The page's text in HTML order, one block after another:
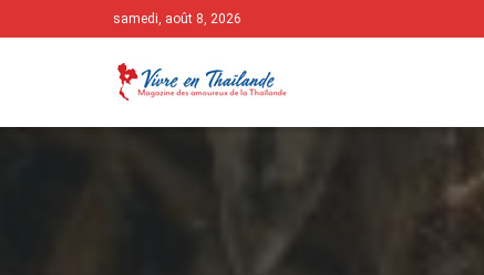
samedi, août 8, 2026